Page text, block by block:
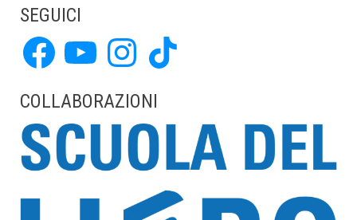
SEGUICI
FacebookYouTube Instagram TikTok
COLLABORAZIONI